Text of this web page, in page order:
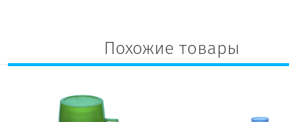
Похожие товары